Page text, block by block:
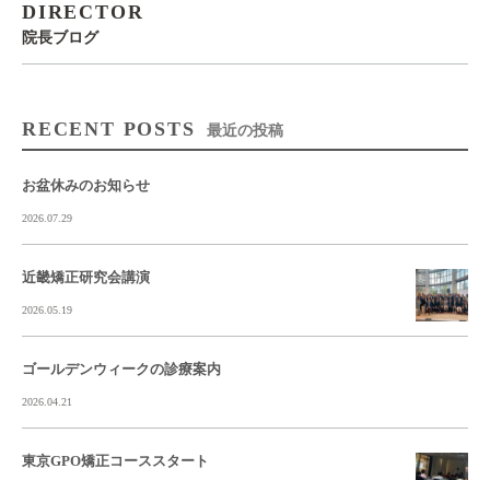
DIRECTOR
院長ブログ
RECENT POSTS 最近の投稿
お盆休みのお知らせ
2026.07.29
近畿矯正研究会講演
2026.05.19
ゴールデンウィークの診療案内
2026.04.21
東京GPO矯正コーススタート